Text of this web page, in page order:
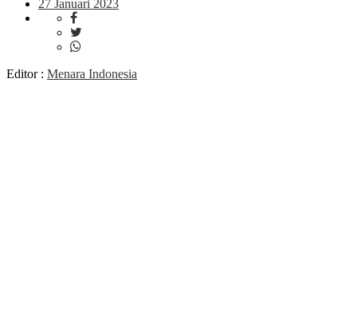
27 Januari 2023
Editor : Menara Indonesia